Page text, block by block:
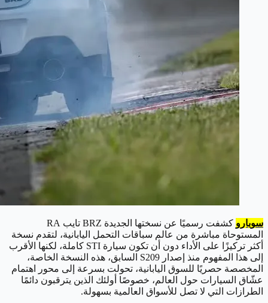
سوبارو
كشفت رسميًا عن نسختها الجديدة BRZ تايب RA
المستوحاة مباشرة من عالم سباقات التحمل اليابانية، لتقدم نسخة
أكثر تركيزًا على الأداء دون أن تكون سيارة STI كاملة، لكنها الأقرب
إلى هذا المفهوم منذ إصدار S209 السابق، هذه النسخة الخاصة،
المخصصة حصريًا للسوق اليابانية، تحولت بسرعة إلى محور اهتمام
عشّاق السيارات حول العالم، خصوصًا أولئك الذين يترقبون دائمًا
الطرازات التي لا تصل للأسواق العالمية بسهولة.